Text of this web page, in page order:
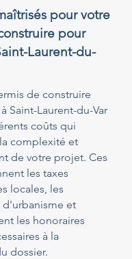
pour votre
pour
Laurent-du-
de construire
Saint-Laurent-du-Var
coûts qui
complexité et
de votre projet. Ces
les taxes
locales, les
et
les honoraires
à la
dossier.